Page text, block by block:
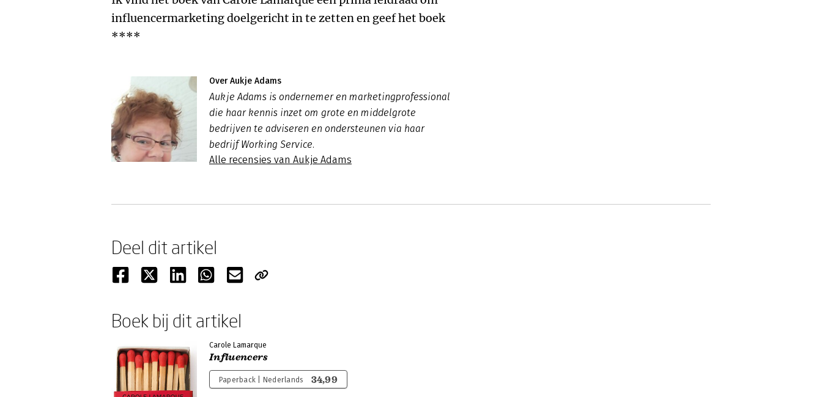
influencermarketing doelgericht in te zetten en geef het boek
****
Over Aukje Adams
Aukje Adams is ondernemer en marketingprofessional
die haar kennis inzet om grote en middelgrote
bedrijven te adviseren en ondersteunen via haar
bedrijf Working Service.
Alle recensies van Aukje Adams
Deel dit artikel
Boek bij dit artikel
Carole Lamarque
Influencers
Paperback | Nederlands 34,99